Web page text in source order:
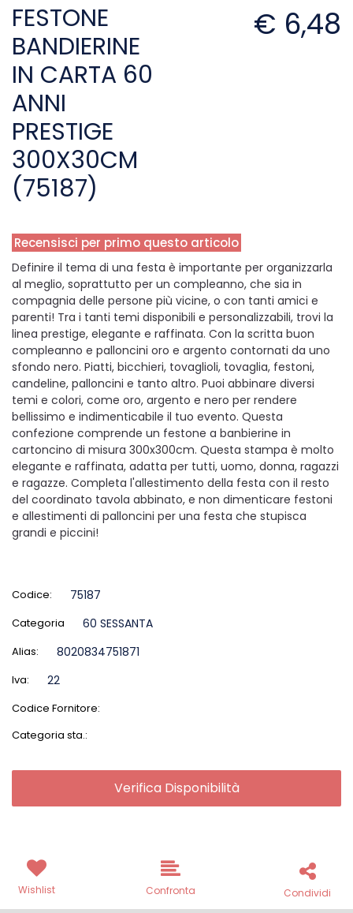
FESTONE
BANDIERINE
IN CARTA 60
ANNI
PRESTIGE
300X30CM
(75187)
€ 6,48
Recensisci per primo questo articolo
Definire il tema di una festa è importante per organizzarla
al meglio, soprattutto per un compleanno, che sia in
compagnia delle persone più vicine, o con tanti amici e
parenti! Tra i tanti temi disponibili e personalizzabili, trovi la
linea prestige, elegante e raffinata. Con la scritta buon
compleanno e palloncini oro e argento contornati da uno
sfondo nero. Piatti, bicchieri, tovaglioli, tovaglia, festoni,
candeline, palloncini e tanto altro. Puoi abbinare diversi
temi e colori, come oro, argento e nero per rendere
bellissimo e indimenticabile il tuo evento. Questa
confezione comprende un festone a banbierine in
cartoncino di misura 300x300cm. Questa stampa è molto
elegante e raffinata, adatta per tutti, uomo, donna, ragazzi
e ragazze. Completa l'allestimento della festa con il resto
del coordinato tavola abbinato, e non dimenticare festoni
e allestimenti di palloncini per una festa che stupisca
grandi e piccini!
Codice: 75187
Categoria 60 SESSANTA
Alias: 8020834751871
Iva: 22
Codice Fornitore:
Categoria sta.:
Verifica Disponibilità
Wishlist Confronta Condividi